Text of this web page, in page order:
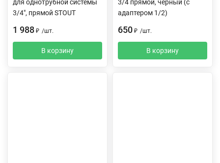
для однотрубной системы
3/4", прямой STOUT
1 988 ₽ /шт.
В корзину
3/4 прямой, черный (c
адаптером 1/2)
650 ₽ /шт.
В корзину